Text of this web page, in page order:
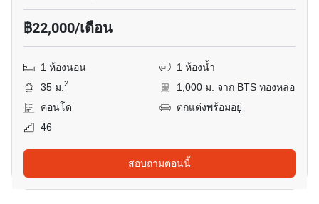
฿22,000/เดือน
1 ห้องนอน
1 ห้องน้ำ
35 ม.2
1,000 ม. จาก BTS ทองหล่อ
คอนโด
ตกแต่งพร้อมอยู่
46
สอบถามตอนนี้